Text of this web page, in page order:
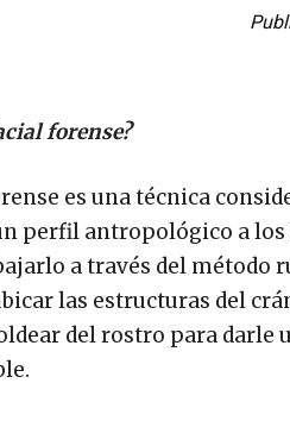
forense?
es una técnica
perfil antropológico a los
a través del método
las estructuras del
del rostro para darle